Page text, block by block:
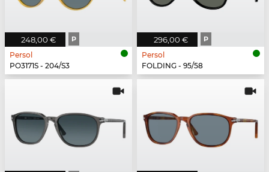
248,00 € P
Persol
PO3171S - 204/S3
296,00 € P
Persol
FOLDING - 95/58